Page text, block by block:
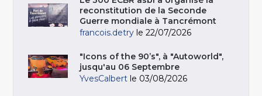
reconstitution de la Seconde
Guerre mondiale à Tancrémont
francois.detry le 22/07/2026
"Icons of the 90’s", à "Autoworld",
jusqu'au 06 Septembre
YvesCalbert le 03/08/2026